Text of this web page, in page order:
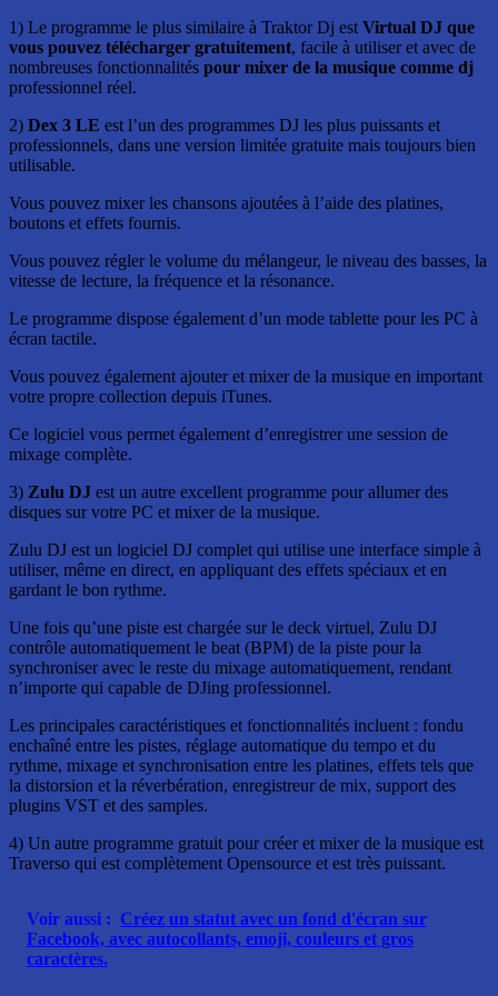
1) Le programme le plus similaire à Traktor Dj est Virtual DJ que
vous pouvez télécharger gratuitement, facile à utiliser et avec de
nombreuses fonctionnalités pour mixer de la musique comme dj
professionnel réel.
2) Dex 3 LE est l’un des programmes DJ les plus puissants et
professionnels, dans une version limitée gratuite mais toujours bien
utilisable.
Vous pouvez mixer les chansons ajoutées à l’aide des platines,
boutons et effets fournis.
Vous pouvez régler le volume du mélangeur, le niveau des basses, la
vitesse de lecture, la fréquence et la résonance.
Le programme dispose également d’un mode tablette pour les PC à
écran tactile.
Vous pouvez également ajouter et mixer de la musique en important
votre propre collection depuis iTunes.
Ce logiciel vous permet également d’enregistrer une session de
mixage complète.
3) Zulu DJ est un autre excellent programme pour allumer des
disques sur votre PC et mixer de la musique.
Zulu DJ est un logiciel DJ complet qui utilise une interface simple à
utiliser, même en direct, en appliquant des effets spéciaux et en
gardant le bon rythme.
Une fois qu’une piste est chargée sur le deck virtuel, Zulu DJ
contrôle automatiquement le beat (BPM) de la piste pour la
synchroniser avec le reste du mixage automatiquement, rendant
n’importe qui capable de DJing professionnel.
Les principales caractéristiques et fonctionnalités incluent : fondu
enchaîné entre les pistes, réglage automatique du tempo et du
rythme, mixage et synchronisation entre les platines, effets tels que
la distorsion et la réverbération, enregistreur de mix, support des
plugins VST et des samples.
4) Un autre programme gratuit pour créer et mixer de la musique est
Traverso qui est complètement Opensource et est très puissant.
Voir aussi : Créez un statut avec un fond d'écran sur
Facebook, avec autocollants, emoji, couleurs et gros
caractères.